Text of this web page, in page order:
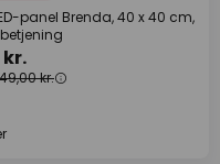
panel Brenda, 40 x 40 cm,
kr.